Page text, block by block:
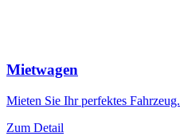
Mietwagen
Mieten Sie Ihr perfektes Fahrzeug.
Zum Detail